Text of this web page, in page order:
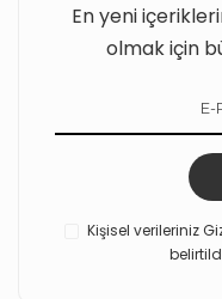
En yeni
olmak için
Kişisel verileriniz